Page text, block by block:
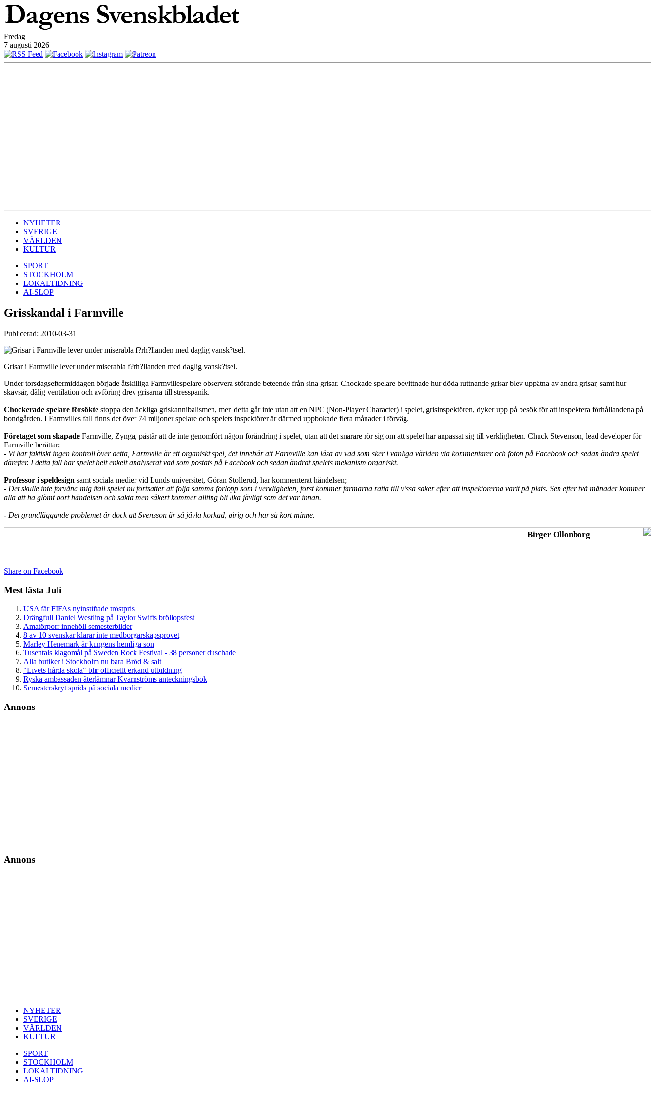
Fredag
7 augusti 2026
NYHETER
SVERIGE
VÄRLDEN
KULTUR
SPORT
STOCKHOLM
LOKALTIDNING
AI-SLOP
Grisskandal i Farmville
Publicerad: 2010-03-31
Grisar i Farmville lever under miserabla f?rh?llanden med daglig vansk?tsel.
Under torsdagseftermiddagen började åtskilliga Farmvillespelare observera störande beteende från sina grisar. Chockade spelare bevittnade hur döda ruttnande grisar blev uppätna av andra grisar, samt hur
skavsår, dålig ventilation och avföring drev grisarna till stresspanik.
Chockerade spelare försökte stoppa den äckliga griskannibalismen, men detta går inte utan att en NPC (Non-Player Character) i spelet, grisinspektören, dyker upp på besök för att inspektera förhållandena på
bondgården. I Farmvilles fall finns det över 74 miljoner spelare och spelets inspektörer är därmed uppbokade flera månader i förväg.
Företaget som skapade Farmville, Zynga, påstår att de inte genomfört någon förändring i spelet, utan att det snarare rör sig om att spelet har anpassat sig till verkligheten. Chuck Stevenson, lead developer för
Farmville berättar;
- Vi har faktiskt ingen kontroll över detta, Farmville är ett organiskt spel, det innebär att Farmville kan läsa av vad som sker i vanliga världen via kommentarer och foton på Facebook och sedan ändra spelet
därefter. I detta fall har spelet helt enkelt analyserat vad som postats på Facebook och sedan ändrat spelets mekanism organiskt.
Professor i speldesign samt sociala medier vid Lunds universitet, Göran Stollerud, har kommenterat händelsen;
- Det skulle inte förvåna mig ifall spelet nu fortsätter att följa samma förlopp som i verkligheten, först kommer farmarna rätta till vissa saker efter att inspektörerna varit på plats. Sen efter två månader kommer
alla att ha glömt bort händelsen och sakta men säkert kommer allting bli lika jävligt som det var innan.
- Det grundläggande problemet är dock att Svensson är så jävla korkad, girig och har så kort minne.
Birger Ollonborg
Share on Facebook
Mest lästa Juli
USA får FIFAs nyinstiftade tröstpris
Drängfull Daniel Westling på Taylor Swifts bröllopsfest
Amatörporr innehöll semesterbilder
8 av 10 svenskar klarar inte medborgarskapsprovet
Marley Henemark är kungens hemliga son
Tusentals klagomål på Sweden Rock Festival - 38 personer duschade
Alla butiker i Stockholm nu bara Bröd & salt
"Livets hårda skola" blir officiellt erkänd utbildning
Ryska ambassaden återlämnar Kvarnströms anteckningsbok
Semesterskryt sprids på sociala medier
Annons
Annons
NYHETER
SVERIGE
VÄRLDEN
KULTUR
SPORT
STOCKHOLM
LOKALTIDNING
AI-SLOP